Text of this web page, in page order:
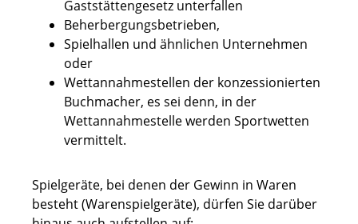
Gaststättengesetz unterfallen
Beherbergungsbetrieben,
Spielhallen und ähnlichen Unternehmen
oder
Wettannahmestellen der konzessionierten
Buchmacher, es sei denn, in der
Wettannahmestelle werden Sportwetten
vermittelt.
Spielgeräte, bei denen der Gewinn in Waren
besteht (Warenspielgeräte), dürfen Sie darüber